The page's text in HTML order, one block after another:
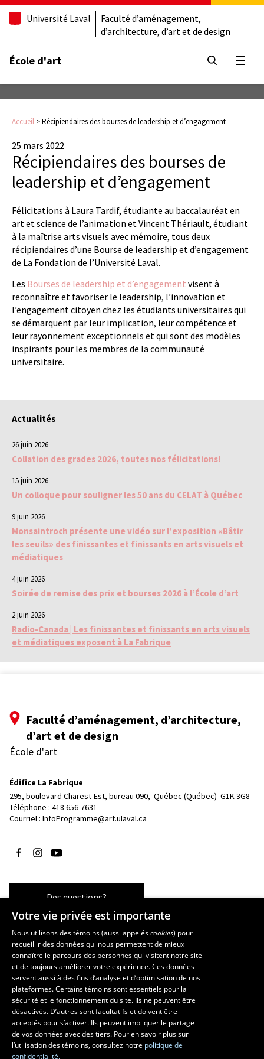
Université Laval
Faculté d’aménagement,
d’architecture, d’art et de design
École d'art
Accueil >Récipiendaires des bourses de leadership et d’engagement
25 mars 2022
Récipiendaires des bourses de
leadership et d’engagement
Félicitations à Laura Tardif, étudiante au baccalauréat en
art et science de l’animation et Vincent Thériault, étudiant
à la maîtrise arts visuels avec mémoire, tous deux
récipiendaires d’une Bourse de leadership et d’engagement
de La Fondation de l’Université Laval.
Les Bourses de leadership et d’engagement visent à
reconnaître et favoriser le leadership, l’innovation et
l’engagement citoyen chez les étudiants universitaires qui
se démarquent par leur implication, leur compétence et
leur rayonnement exceptionnels et qui sont des modèles
inspirants pour les membres de la communauté
universitaire.
Actualités
26 juin 2026
Collation des grades 2026, toutes nos félicitations!
15 juin 2026
Un colloque pour souligner les 50 ans du CELAT à Québec
9 juin 2026
Monsaintroch présente une vidéo sur l’exposition «Bâtir
les seuils» des finissantes et finissants en arts visuels et
médiatiques
4 juin 2026
Soirée de remise des prix et bourses 2026 à l’École d’art
2 juin 2026
Radio-Canada | Les finissantes et finissants en arts visuels
et médiatiques exposent à La Fabrique
Faculté d’aménagement, d’architecture,
d’art et de design
École d'art
Édifice La Fabrique
295, boulevard Charest-Est, bureau 090, Québec (Québec)  G1K 3G8
Téléphone : 418 656-7631
Courriel : InfoProgramme@art.ulaval.ca
Suivez-nous sur Facebook
Suivez-nous sur Instagram
Suivez-nous sur YouTube
Des questions?
Les écoles et la recherche
École supérieure d’aménagement du territoire et de développement
régional
École d’architecture
École de design
Centre de recherche en aménagement et développement
Votre vie privée est importante
Nous utilisons des témoins (aussi appeléscookies) pour
recueillir des données qui nous permettent de mieux
connaître le parcours des personnes qui visitent notre site
et de toujours améliorer votre expérience. Ces données
servent aussi à des fins d’analyse et d’optimisation de nos
plateformes. Certains témoins sont essentiels pour la
sécurité et le fonctionnement du site. Ils ne peuvent être
désactivés. D’autres sont facultatifs et doivent être
acceptés pour s’activer. Ils peuvent impliquer le partage
de vos données avec des tiers. Pour en savoir plus sur
l’utilisation des témoins, consultez notre politique de
confidentialité.